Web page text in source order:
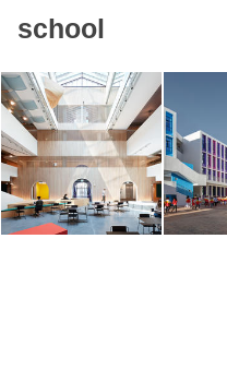
school